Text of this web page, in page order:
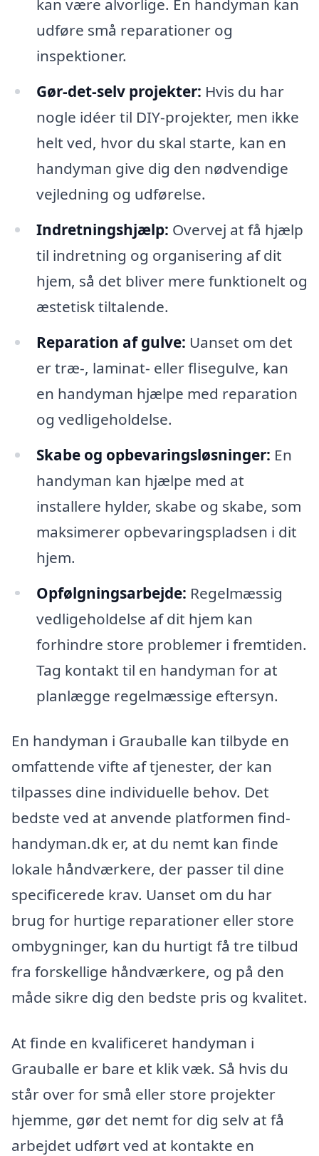
kan være alvorlige. En handyman kan
udføre små reparationer og
inspektioner.
Gør-det-selv projekter: Hvis du har
nogle idéer til DIY-projekter, men ikke
helt ved, hvor du skal starte, kan en
handyman give dig den nødvendige
vejledning og udførelse.
Indretningshjælp: Overvej at få hjælp
til indretning og organisering af dit
hjem, så det bliver mere funktionelt og
æstetisk tiltalende.
Reparation af gulve: Uanset om det
er træ-, laminat- eller flisegulve, kan
en handyman hjælpe med reparation
og vedligeholdelse.
Skabe og opbevaringsløsninger: En
handyman kan hjælpe med at
installere hylder, skabe og skabe, som
maksimerer opbevaringspladsen i dit
hjem.
Opfølgningsarbejde: Regelmæssig
vedligeholdelse af dit hjem kan
forhindre store problemer i fremtiden.
Tag kontakt til en handyman for at
planlægge regelmæssige eftersyn.
En handyman i Grauballe kan tilbyde en
omfattende vifte af tjenester, der kan
tilpasses dine individuelle behov. Det
bedste ved at anvende platformen find-
handyman.dk er, at du nemt kan finde
lokale håndværkere, der passer til dine
specificerede krav. Uanset om du har
brug for hurtige reparationer eller store
ombygninger, kan du hurtigt få tre tilbud
fra forskellige håndværkere, og på den
måde sikre dig den bedste pris og kvalitet.
At finde en kvalificeret handyman i
Grauballe er bare et klik væk. Så hvis du
står over for små eller store projekter
hjemme, gør det nemt for dig selv at få
arbejdet udført ved at kontakte en